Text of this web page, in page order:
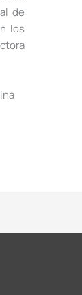
de
los